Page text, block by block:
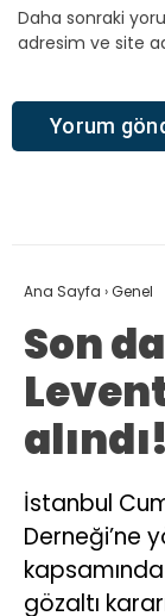
Daha sonraki
adresim ve site
Ana Sayfa ›Genel
Son
alındı!
İstanbul
Derneği’ne
gözaltı